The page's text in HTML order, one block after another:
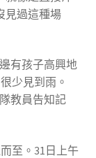
見過這種場
有孩子高興地
少見到雨。
教員告知記
至。31日上午